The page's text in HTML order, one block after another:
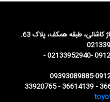
کاشانی، طبقه همکف، پلاک 63.